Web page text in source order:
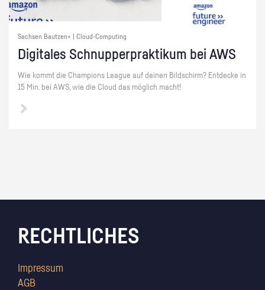
Sachsen Bautzen+ | Cloud-Computing
Di­gi­ta­les Schnup­per­prak­ti­kum bei AWS
Wie kommt die Cham­pi­ons Le­ague auf dei­nen Bild­schirm? Ent­de­cke in
15 Min. bei AWS, wie die Cloud das mög­lich macht!
RECHTLICHES
Impressum
AGB